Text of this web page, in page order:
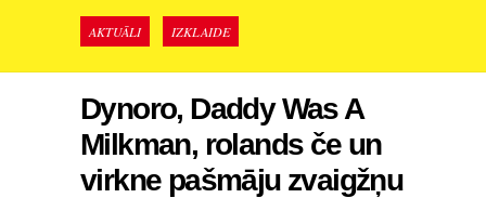
AKTUĀLI IZKLAIDE
Dynoro, Daddy Was A
Milkman, rolands če un
virkne pašmāju zvaigžņu